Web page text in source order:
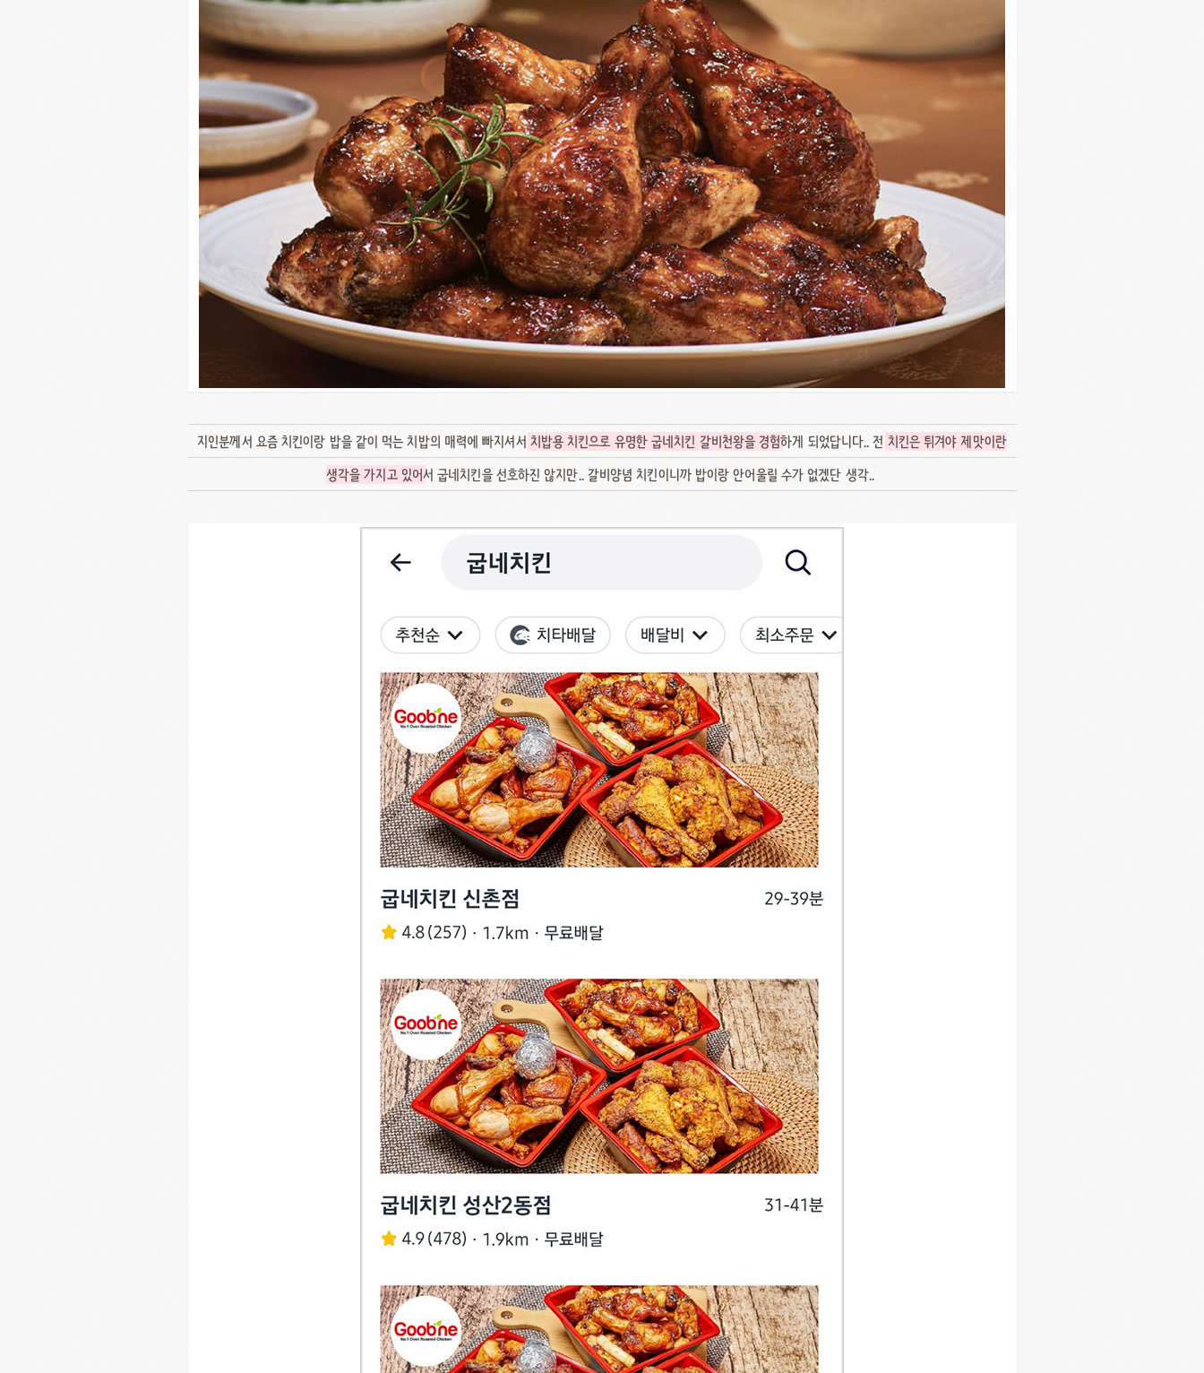
지인분께서 요즘 치킨이랑 밥을 같이 먹는 치밥의 매력에 빠지셔서 치밥용 치킨으로 유명한 굽네치킨 갈비천왕을 경험하게 되었답니다.. 전 치킨은 튀겨야 제맛이란
생각을 가지고 있어서 굽네치킨을 선호하진 않지만.. 갈비양념 치킨이니까 밥이랑 안어울릴 수가 없겠단 생각..